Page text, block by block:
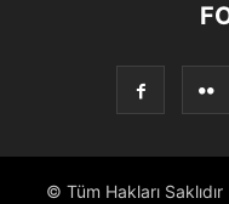
© Tüm Hakları